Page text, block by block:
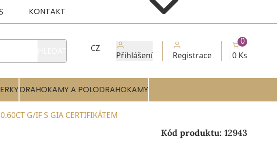
KONTAKT
CZ
Přihlášení Registrace 0 Ks
0
DRAHOKAMY A POLODRAHOKAMY
G/IF S GIA CERTIFIKÁTEM
Kód produktu: 12943